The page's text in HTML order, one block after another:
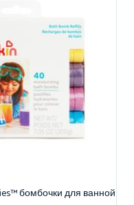
бомбочки для ванной